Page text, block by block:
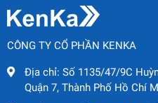
CÔNG TY CỔ PHẦN KENKA
Địa chỉ: Số 1135/47/9C
Quận 7, Thành Phố Hồ Chí